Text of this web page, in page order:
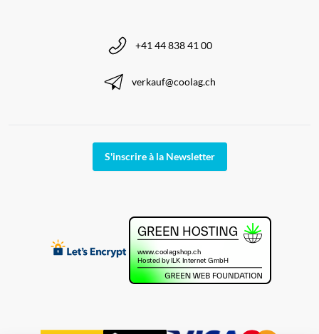
+41 44 838 41 00
verkauf@coolag.ch
S'inscrire à la Newsletter